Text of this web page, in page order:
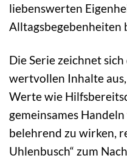
liebenswerten
Alltagsbegebenheiten
Die Serie zeichnet
wertvollen Inhalte
Werte wie
gemeinsames
belehrend zu wirken,
Uhlenbusch“ zum